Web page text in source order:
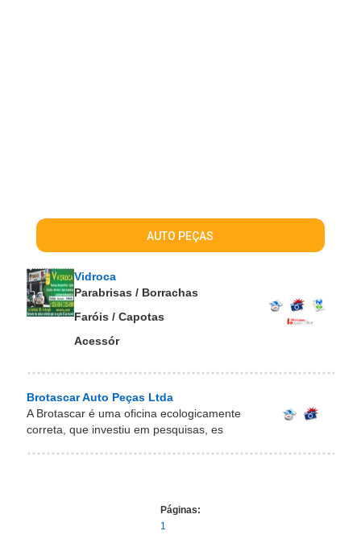
AUTO PEÇAS
Vidroca
Parabrisas / Borrachas
Faróis / Capotas
Acessór
Brotascar Auto Peças Ltda
A Brotascar é uma oficina ecologicamente
correta, que investiu em pesquisas, es
Páginas:
1